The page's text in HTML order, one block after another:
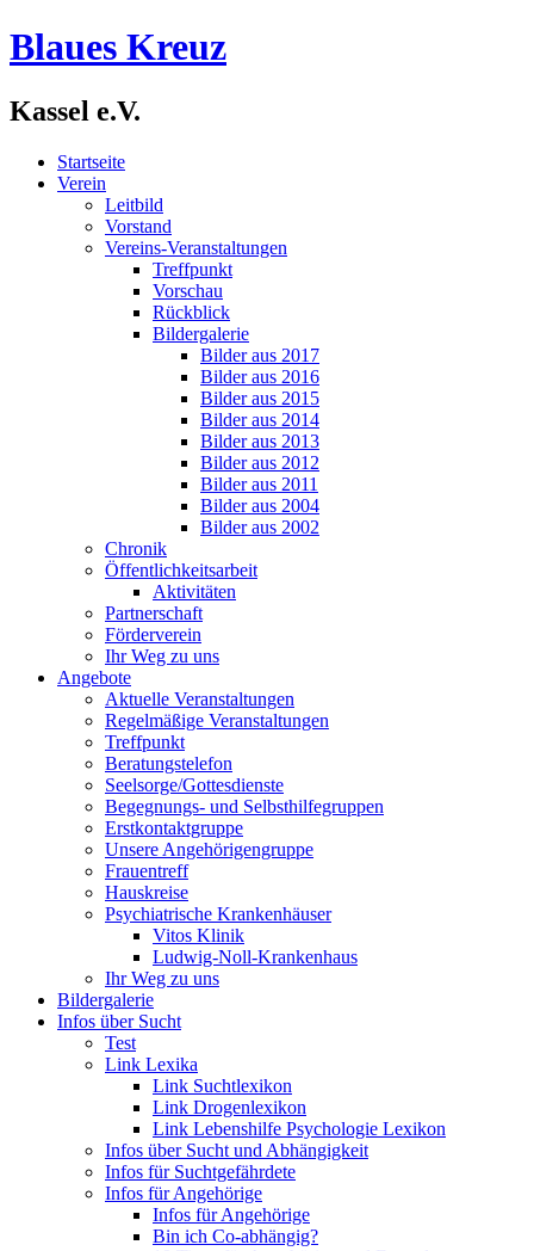
Blaues Kreuz
Kassel e.V.
Startseite
Verein
Leitbild
Vorstand
Vereins-Veranstaltungen
Treffpunkt
Vorschau
Rückblick
Bildergalerie
Bilder aus 2017
Bilder aus 2016
Bilder aus 2015
Bilder aus 2014
Bilder aus 2013
Bilder aus 2012
Bilder aus 2011
Bilder aus 2004
Bilder aus 2002
Chronik
Öffentlichkeitsarbeit
Aktivitäten
Partnerschaft
Förderverein
Ihr Weg zu uns
Angebote
Aktuelle Veranstaltungen
Regelmäßige Veranstaltungen
Treffpunkt
Beratungstelefon
Seelsorge/Gottesdienste
Begegnungs- und Selbsthilfegruppen
Erstkontaktgruppe
Unsere Angehörigengruppe
Frauentreff
Hauskreise
Psychiatrische Krankenhäuser
Vitos Klinik
Ludwig-Noll-Krankenhaus
Ihr Weg zu uns
Bildergalerie
Infos über Sucht
Test
Link Lexika
Link Suchtlexikon
Link Drogenlexikon
Link Lebenshilfe Psychologie Lexikon
Infos über Sucht und Abhängigkeit
Infos für Suchtgefährdete
Infos für Angehörige
Infos für Angehörige
Bin ich Co-abhängig?